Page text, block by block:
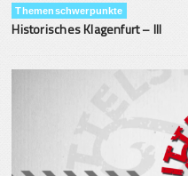
Themenschwerpunkte
Historisches Klagenfurt – III